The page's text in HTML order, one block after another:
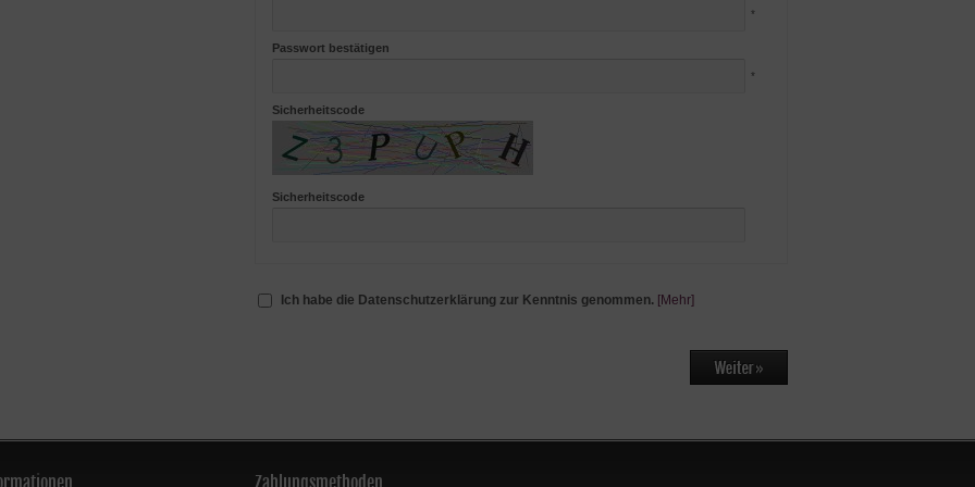
*
Passwort bestätigen
*
Sicherheitscode
Sicherheitscode
Ich habe die Datenschutzerklärung zur Kenntnis genommen. [Mehr]
Zahlungsmethoden